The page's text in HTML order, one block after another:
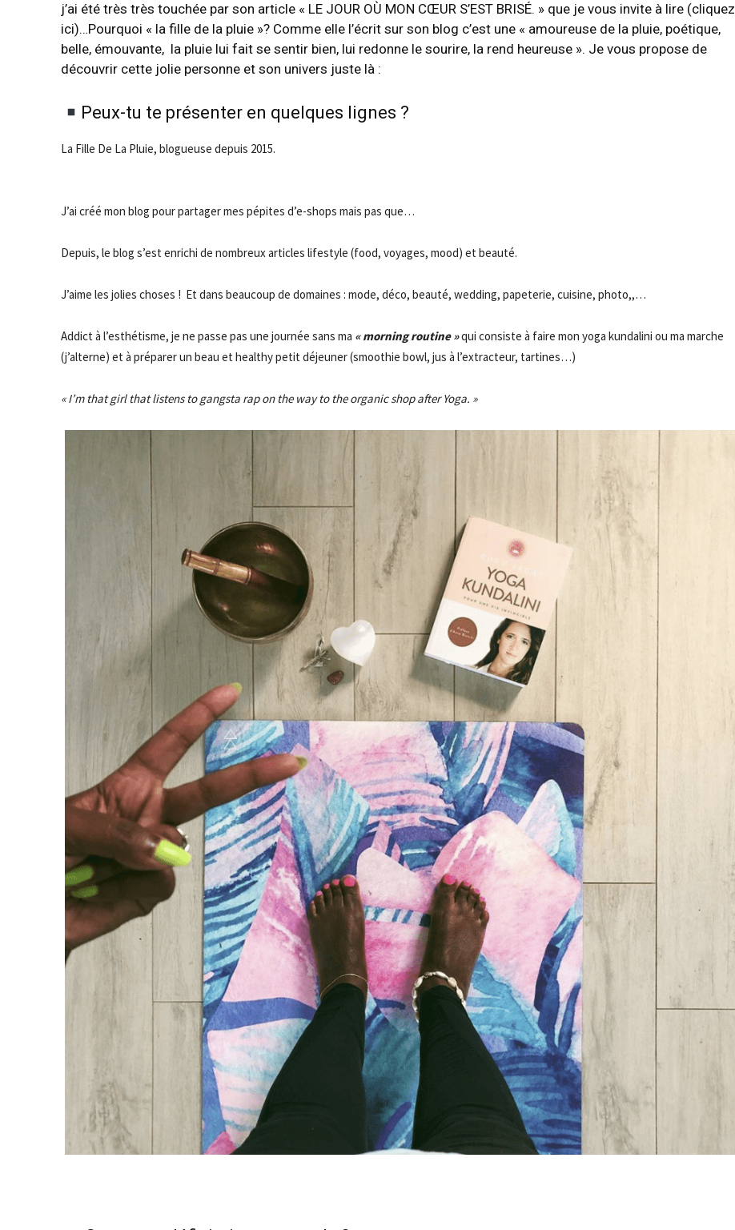
j’ai été très très touchée par son article « LE JOUR OÙ MON CŒUR S’EST BRISÉ. » que je vous invite à lire (cliquez
ici)…Pourquoi « la fille de la pluie »? Comme elle l’écrit sur son blog c’est une « amoureuse de la pluie, poétique,
belle, émouvante, la pluie lui fait se sentir bien, lui redonne le sourire, la rend heureuse ». Je vous propose de
découvrir cette jolie personne et son univers juste là :
Peux-tu te présenter en quelques lignes ?
La Fille De La Pluie, blogueuse depuis 2015.
J’ai créé mon blog pour partager mes pépites d’e-shops mais pas que…
Depuis, le blog s’est enrichi de nombreux articles lifestyle (food, voyages, mood) et beauté.
J’aime les jolies choses ! Et dans beaucoup de domaines : mode, déco, beauté, wedding, papeterie, cuisine, photo,,…
Addict à l’esthétisme, je ne passe pas une journée sans ma « morning routine »qui consiste à faire mon yoga kundalini ou ma marche
(j’alterne) et à préparer un beau et healthy petit déjeuner (smoothie bowl, jus à l’extracteur, tartines…)
« I’m that girl that listens to gangsta rap on the way to the organic shop after Yoga. »